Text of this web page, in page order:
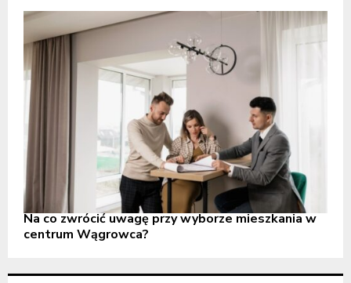
Na co zwrócić uwagę przy wyborze mieszkania w
centrum Wągrowca?